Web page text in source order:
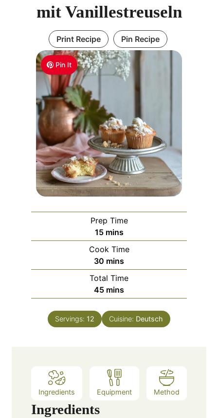
Pin It
mit Vanillestreuseln
Print Recipe Pin Recipe
Prep Time
15m
i
n
u
t
e
s
mins
Cook Time
30 m
i
n
u
s
mins
Total Time
45m
i
n
u
mins
Servings: 12 Cuisine: Deutsch
Ingredients Equipment Method
Ingredients